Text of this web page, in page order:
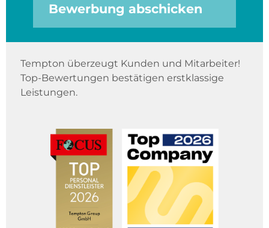
Bewerbung abschicken
Tempton überzeugt Kunden und Mitarbeiter!
Top-Bewertungen bestätigen erstklassige
Leistungen.